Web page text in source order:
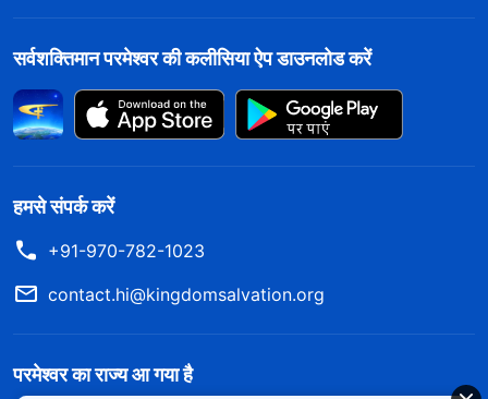
सर्वशक्तिमान परमेश्वर की कलीसिया ऐप डाउनलोड करें
हमसे संपर्क करें
+91-970-782-1023
contact.hi@kingdomsalvation.org
परमेश्वर का राज्य आ गया है